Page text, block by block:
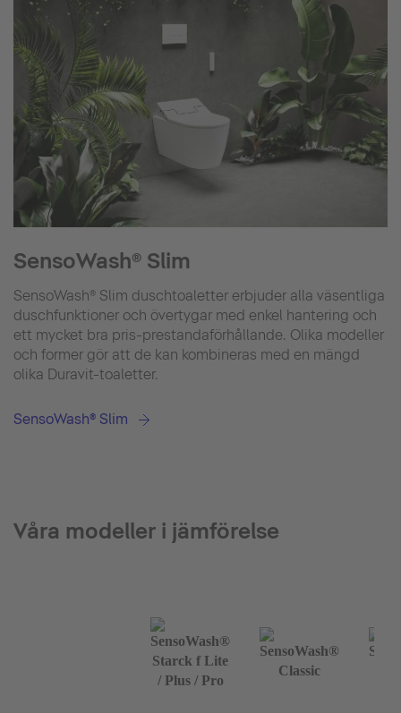
SensoWash® Slim
SensoWash® Slim duschtoaletter erbjuder alla väsentliga
duschfunktioner och övertygar med enkel hantering och
ett mycket bra pris-prestandaförhållande. Olika modeller
och former gör att de kan kombineras med en mängd
olika Duravit-toaletter.
SensoWash® Slim
Våra modeller i jämförelse